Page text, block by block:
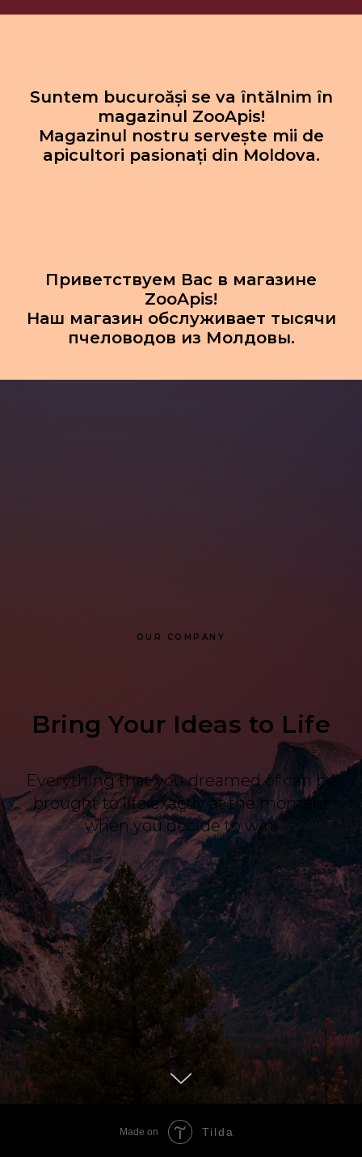
Suntem bucuroăși se va întălnim în
magazinul ZooApis!
Magazinul nostru servește mii de
apicultori pasionați din Moldova.
Приветствуем Вас в магазине
ZooApis!
Наш магазин обслуживает тысячи
пчеловодов из Молдовы.
OUR COMPANY
Bring Your Ideas to Life
Everything that you dreamed of can be
brought to life exactly at the moment
when you decide to win.
Made on Tilda